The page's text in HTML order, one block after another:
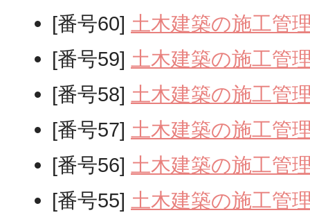
[番号60] 土木建築の施工管
[番号59] 土木建築の施工管
[番号58] 土木建築の施工管
[番号57] 土木建築の施工管
[番号56] 土木建築の施工管
[番号55] 土木建築の施工管